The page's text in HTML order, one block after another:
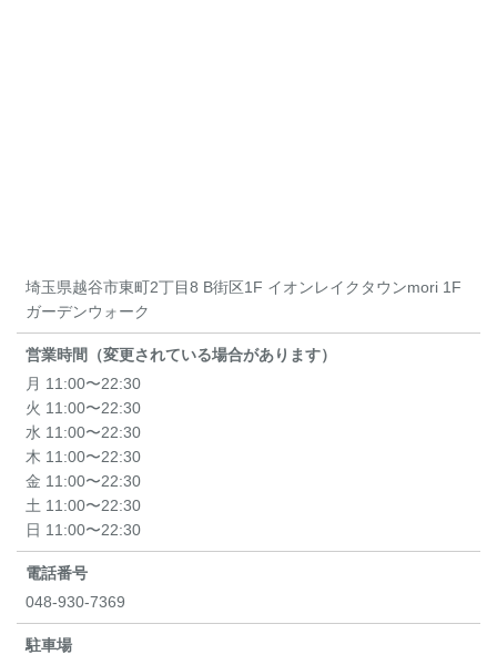
埼玉県越谷市東町2丁目8 B街区1F イオンレイクタウンmori 1F
ガーデンウォーク
営業時間（変更されている場合があります）
月 11:00〜22:30
火 11:00〜22:30
水 11:00〜22:30
木 11:00〜22:30
金 11:00〜22:30
土 11:00〜22:30
日 11:00〜22:30
電話番号
048-930-7369
駐車場